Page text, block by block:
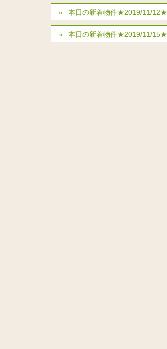
本日の新着物件★2019/11/12★
本日の新着物件★2019/11/15★